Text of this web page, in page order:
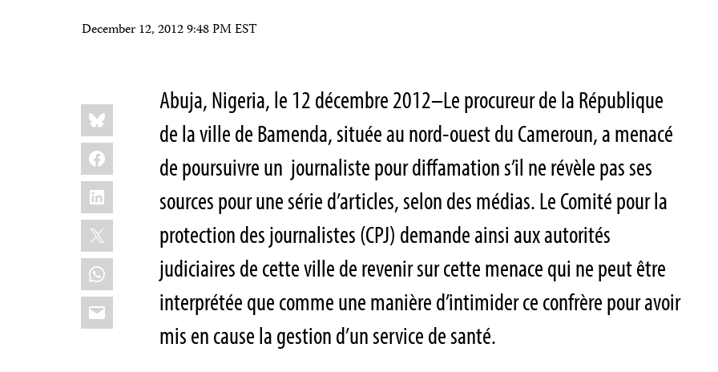
December 12, 2012 9:48 PM EST
Share
this:
Bluesky
Facebook
LinkedIn
X
WhatsApp
Email
Abuja, Nigeria, le 12 décembre 2012–Le procureur de la République
de la ville de Bamenda, située au nord-ouest du Cameroun, a menacé
de poursuivre un journaliste pour diffamation s’il ne révèle pas ses
sources pour une série d’articles, selon des médias. Le Comité pour la
protection des journalistes (CPJ) demande ainsi aux autorités
judiciaires de cette ville de revenir sur cette menace qui ne peut être
interprétée que comme une manière d’intimider ce confrère pour avoir
mis en cause la gestion d’un service de santé.